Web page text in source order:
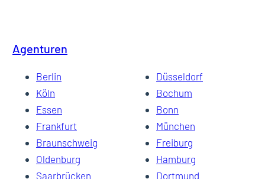
Agenturen
Berlin
Düsseldorf
Köln
Bochum
Essen
Bonn
Frankfurt
München
Braunschweig
Freiburg
Oldenburg
Hamburg
Saarbrücken
Dortmund